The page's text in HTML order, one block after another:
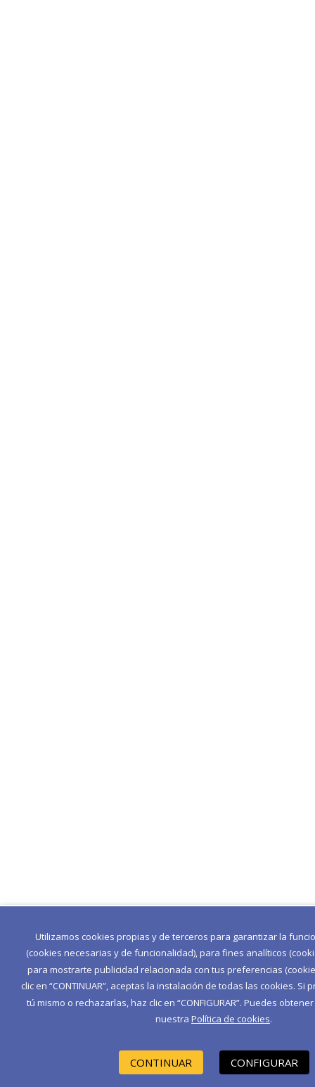
Utilizamos cookies propias y de terceros para garantizar la
(cookies necesarias y de funcionalidad), para fines analíticos
para mostrarte publicidad relacionada con tus preferencias
clic en “CONTINUAR”, aceptas la instalación de todas las cookies.
tú mismo o rechazarlas, haz clic en “CONFIGURAR”. Puedes
nuestra Política de cookies.
CONTINUAR CONFIGURAR